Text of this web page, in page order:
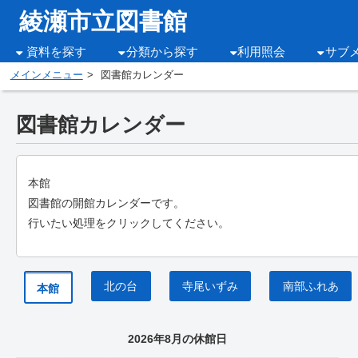
綾瀬市立図書館
資料を探す 分類から探す 利用照会 サブ
メインメニュー 図書館カレンダー
図書館カレンダー
本館
図書館の開館カレンダーです。
行いたい処理をクリックしてください。
本館 北の台 寺尾いずみ 南部ふれあ
2026年8月の休館日